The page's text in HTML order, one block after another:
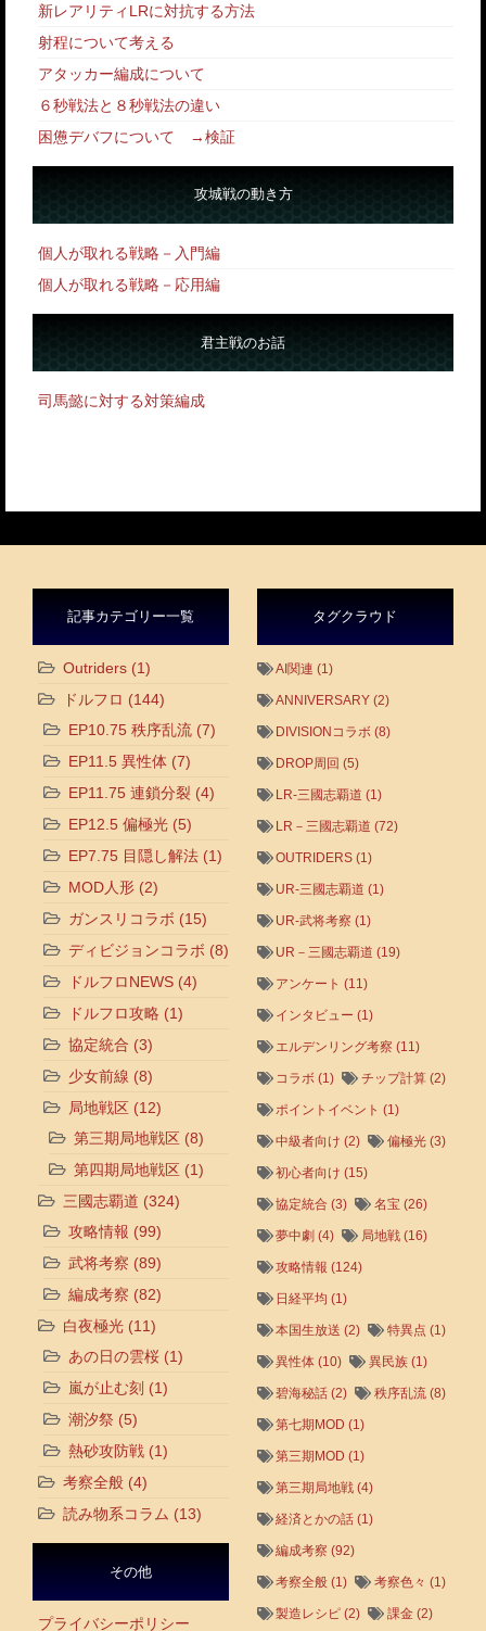
新レアリティLRに対抗する方法
射程について考える
アタッカー編成について
６秒戦法と８秒戦法の違い
困憊デバフについて →検証
攻城戦の動き方
個人が取れる戦略－入門編
個人が取れる戦略－応用編
君主戦のお話
司馬懿に対する対策編成
記事カテゴリー一覧
Outriders (1)
ドルフロ (144)
EP10.75 秩序乱流 (7)
EP11.5 異性体 (7)
EP11.75 連鎖分裂 (4)
EP12.5 偏極光 (5)
EP7.75 目隠し解法 (1)
MOD人形 (2)
ガンスリコラボ (15)
ディビジョンコラボ (8)
ドルフロNEWS (4)
ドルフロ攻略 (1)
協定統合 (3)
少女前線 (8)
局地戦区 (12)
第三期局地戦区 (8)
第四期局地戦区 (1)
三國志覇道 (324)
攻略情報 (99)
武将考察 (89)
編成考察 (82)
白夜極光 (11)
あの日の雲桜 (1)
嵐が止む刻 (1)
潮汐祭 (5)
熱砂攻防戦 (1)
考察全般 (4)
読み物系コラム (13)
その他
プライバシーポリシー
タグクラウド
AI関連 (1)
ANNIVERSARY (2)
DIVISIONコラボ (8)
DROP周回 (5)
LR-三國志覇道 (1)
LR－三國志覇道 (72)
OUTRIDERS (1)
UR-三國志覇道 (1)
UR-武将考察 (1)
UR－三國志覇道 (19)
アンケート (11)
インタビュー (1)
エルデンリング考察 (11)
コラボ (1) チップ計算(2)
ポイントイベント (1)
中級者向け (2) 偏極光(3)
初心者向け (15)
協定統合 (3) 名宝 (26)
夢中劇 (4) 局地戦(16)
攻略情報 (124)
日経平均 (1)
本国生放送 (2) 特異点 (1)
異性体 (10) 異民族(1)
碧海秘話 (2) 秩序乱流(8)
第七期MOD (1)
第三期MOD (1)
第三期局地戦 (4)
経済とかの話 (1)
編成考察 (92)
考察全般 (1) 考察色々 (1)
製造レシピ (2) 課金(2)